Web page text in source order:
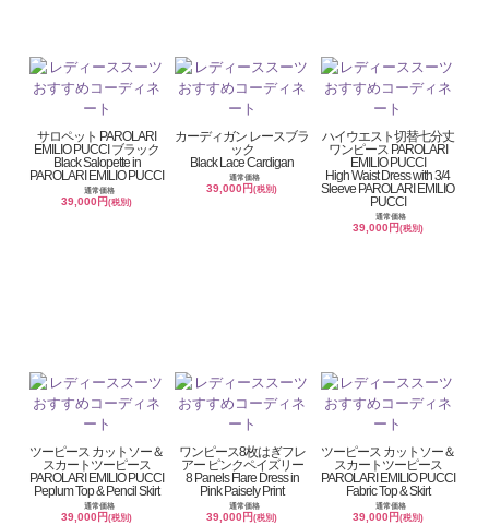
サロペット PAROLARI
EMILIO PUCCI ブラック
Black Salopette in
PAROLARI EMILIO PUCCI
通常価格
39,000円(税別)
カーディガン レースブラ
ック
Black Lace Cardigan
通常価格
39,000円(税別)
ハイウエスト切替七分丈
ワンピース PAROLARI
EMILIO PUCCI
High Waist Dress with 3/4
Sleeve PAROLARI EMILIO
PUCCI
通常価格
39,000円 (税別)
ツーピース カットソー＆
スカートツーピース
PAROLARI EMILIO PUCCI
Peplum Top & Pencil Skirt
通常価格
39,000円(税別)
ワンピース8枚はぎフレ
アー ピンクペイズリー
8 Panels Flare Dress in
Pink Paisely Print
通常価格
39,000円(税別)
ツーピース カットソー＆
スカートツーピース
PAROLARI EMILIO PUCCI
Fabric Top & Skirt
通常価格
39,000円 (税別)